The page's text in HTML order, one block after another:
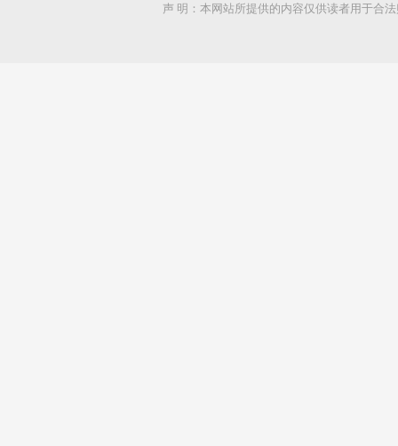
声 明：本网站所提供的内容仅供读者用于合